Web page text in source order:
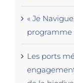
« Je
programme
Les ports